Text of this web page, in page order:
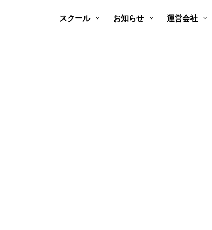
スクール お知らせ 運営会社